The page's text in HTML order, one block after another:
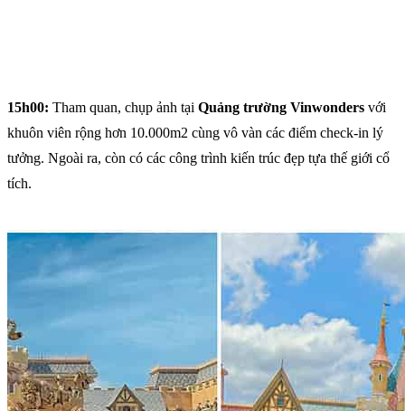
15h00: Tham quan, chụp ảnh tại Quảng trường Vinwonders với
khuôn viên rộng hơn 10.000m2 cùng vô vàn các điểm check-in lý
tưởng. Ngoài ra, còn có các công trình kiến trúc đẹp tựa thế giới cổ
tích.